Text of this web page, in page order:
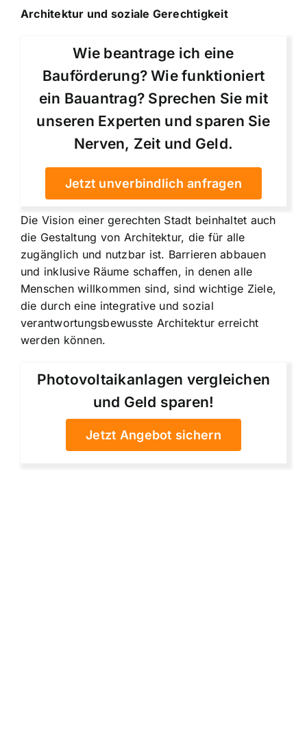
Architektur und soziale Gerechtigkeit
Wie beantrage ich eine
Bauförderung? Wie funktioniert
ein Bauantrag? Sprechen Sie mit
unseren Experten und sparen Sie
Nerven, Zeit und Geld.
Jetzt unverbindlich anfragen
Die Vision einer gerechten Stadt beinhaltet auch
die Gestaltung von Architektur, die für alle
zugänglich und nutzbar ist. Barrieren abbauen
und inklusive Räume schaffen, in denen alle
Menschen willkommen sind, sind wichtige Ziele,
die durch eine integrative und sozial
verantwortungsbewusste Architektur erreicht
werden können.
Photovoltaikanlagen vergleichen
und Geld sparen!
Jetzt Angebot sichern